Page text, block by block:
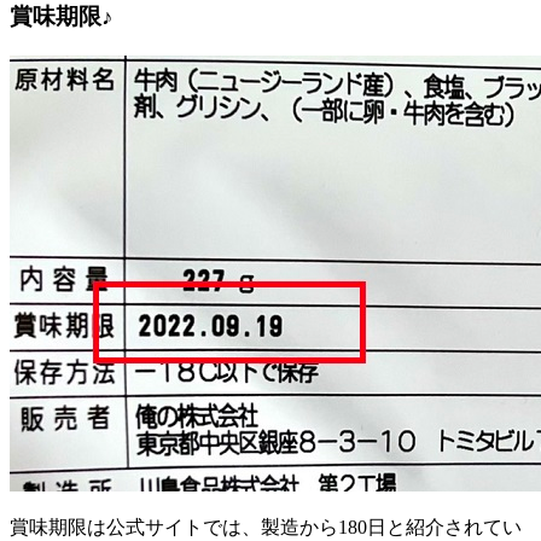
賞味期限♪
賞味期限は公式サイトでは、製造から180日と紹介されてい